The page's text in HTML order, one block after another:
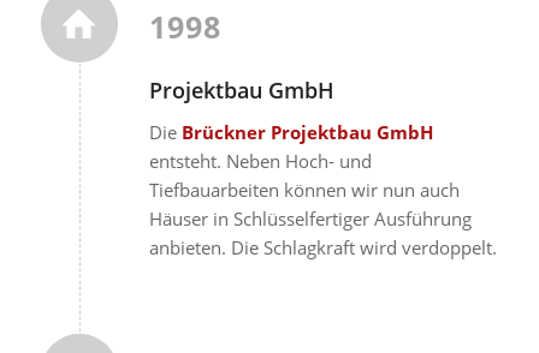
1998
Projektbau GmbH
Die Brückner Projektbau GmbH
entsteht. Neben Hoch- und
Tiefbauarbeiten können wir nun auch
Häuser in Schlüsselfertiger Ausführung
anbieten. Die Schlagkraft wird verdoppelt.